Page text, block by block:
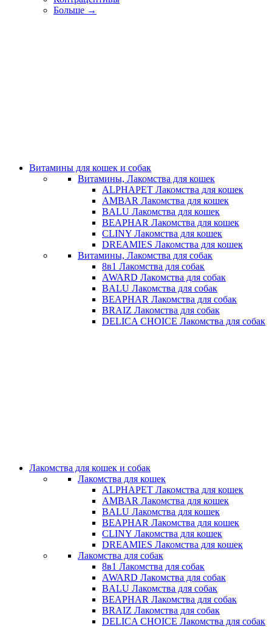
Больше →
Витамины для кошек и собак
Витамины, Лакомства для кошек
ALPHAPET Лакомства для кошек
AMBAR Лакомства для кошек
BALU Лакомства для кошек
BEAPHAR Лакомства для кошек
CLINY Лакомства для кошек
DREAMIES Лакомства для кошек
Витамины, Лакомства для собак
8в1 Лакомства для собак
AWARD Лакомства для собак
BALU Лакомства для собак
BEAPHAR Лакомства для собак
BRAIZ Лакомства для собак
DELICA CHOICE Лакомства для собак
Лакомства для кошек и собак
Лакомства для кошек
ALPHAPET Лакомства для кошек
AMBAR Лакомства для кошек
BALU Лакомства для кошек
BEAPHAR Лакомства для кошек
CLINY Лакомства для кошек
DREAMIES Лакомства для кошек
Лакомства для собак
8в1 Лакомства для собак
AWARD Лакомства для собак
BALU Лакомства для собак
BEAPHAR Лакомства для собак
BRAIZ Лакомства для собак
DELICA CHOICE Лакомства для собак